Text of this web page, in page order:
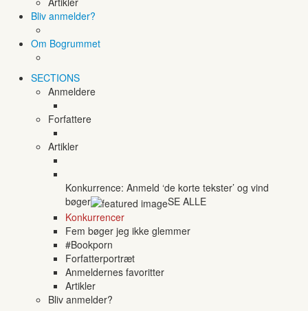
Bliv anmelder?
Om Bogrummet
SECTIONS
Anmeldere
Forfattere
Artikler
Konkurrence: Anmeld ‘de korte tekster’ og vind
bøger
SE ALLE
Konkurrencer
Fem bøger jeg ikke glemmer
#Bookporn
Forfatterportræt
Anmeldernes favoritter
Artikler
Bliv anmelder?